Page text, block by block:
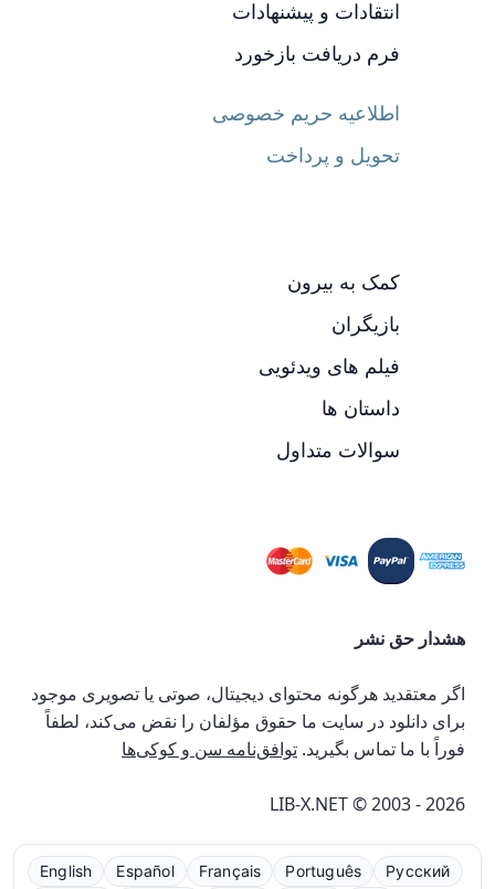
انتقادات و پیشنهادات
فرم دریافت بازخورد
اطلاعیه حریم خصوصی
تحویل و پرداخت
کمک به بیرون
بازیگران
فیلم های ویدئویی
داستان ها
سوالات متداول
هشدار حق نشر
اگر معتقدید هرگونه محتوای دیجیتال، صوتی یا تصویری موجود
برای دانلود در سایت ما حقوق مؤلفان را نقض می‌کند، لطفاً
فوراً با ما تماس بگیرید. توافق‌نامه سن و کوکی‌ها
LIB-X.NET © 2003 - 2026
English Español Français Português Русский